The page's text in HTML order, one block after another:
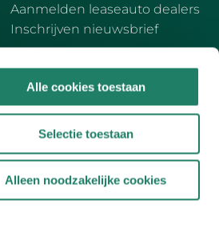
Alle cookies toestaan
Selectie toestaan
Alleen noodzakelijke cookies
Aanmelden leaseauto dealers
Inschrijven nieuwsbrief
B.V. handelend onder